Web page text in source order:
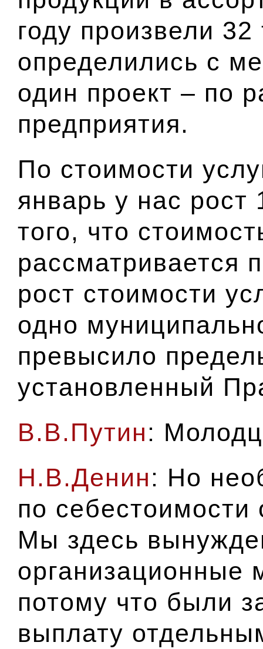
году произвели
определились с
один проект – по
предприятия.
По стоимости
январь у нас рост
того, что
рассматривается
рост стоимости
одно
превысило
установленный
В.В.Путин:
Н.В.Денин: Но
по себестоимости
Мы здесь
организационные
потому что были
выплату